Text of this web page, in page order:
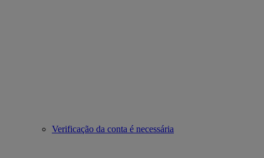
Verificação da conta é necessária